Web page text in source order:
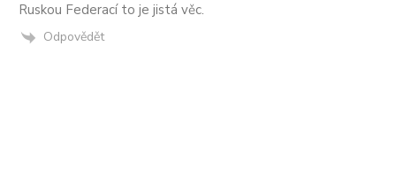
Ruskou Federací to je jistá věc.
Odpovědět